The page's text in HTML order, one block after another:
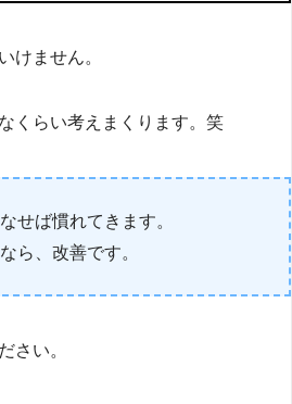
けません。
くらい考えまくります。笑
せば慣れてきます。
ら、改善です。
さい。